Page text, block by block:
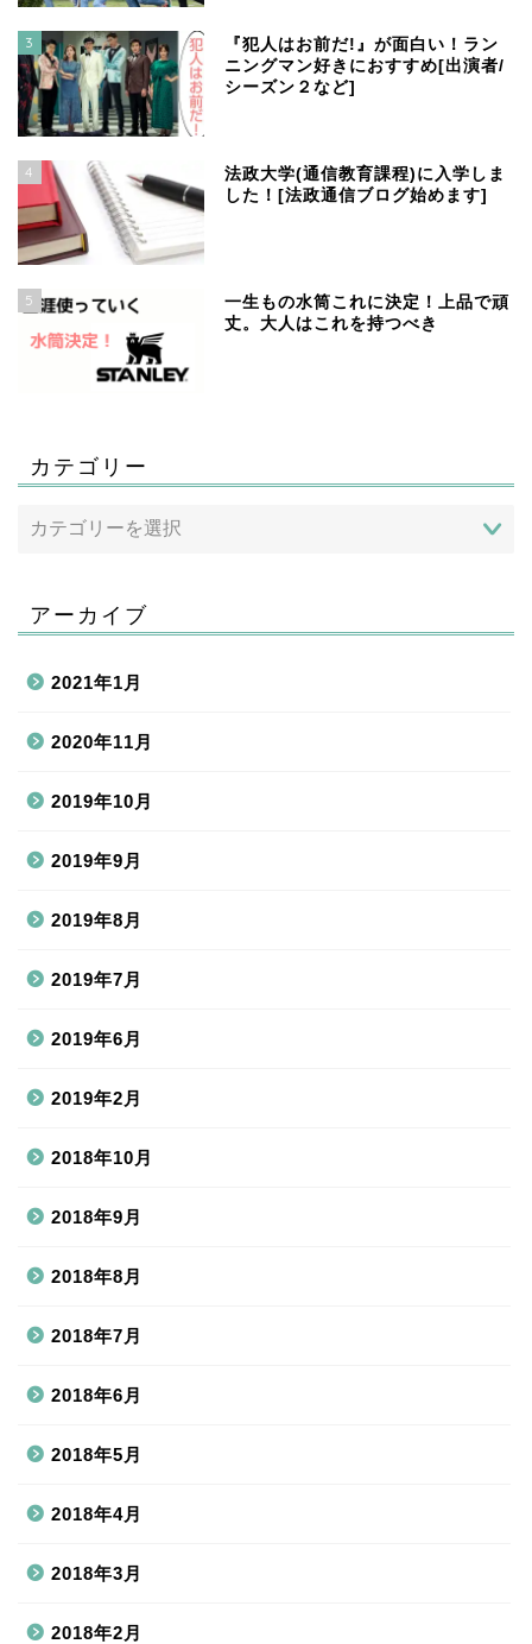
3
『犯人はお前だ!』が面白い！ラン
ニングマン好きにおすすめ[出演者/
シーズン２など]
4
法政大学(通信教育課程)に入学しま
した！[法政通信ブログ始めます]
5
一生もの水筒これに決定！上品で頑
丈。大人はこれを持つべき
カテゴリー
アーカイブ
2021年1月
2020年11月
2019年10月
2019年9月
2019年8月
2019年7月
2019年6月
2019年2月
2018年10月
2018年9月
2018年8月
2018年7月
2018年6月
2018年5月
2018年4月
2018年3月
2018年2月